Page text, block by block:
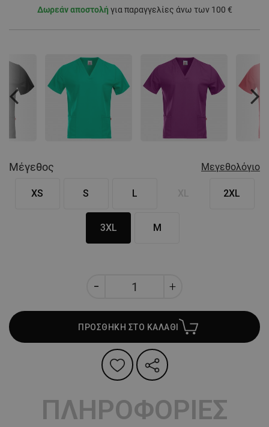
Δωρεάν αποστολή για παραγγελίες άνω των 100 €
Previous
Μέγεθος Μεγεθολόγιο
XS S L 2XL
3XL M
ΠΡΟΣΘΗΚΗ ΣΤΟ ΚΑΛΑΘΙ
ΠΛΗΡΟΦΟΡΙΕΣ